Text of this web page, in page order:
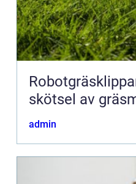
skötsel av
admin